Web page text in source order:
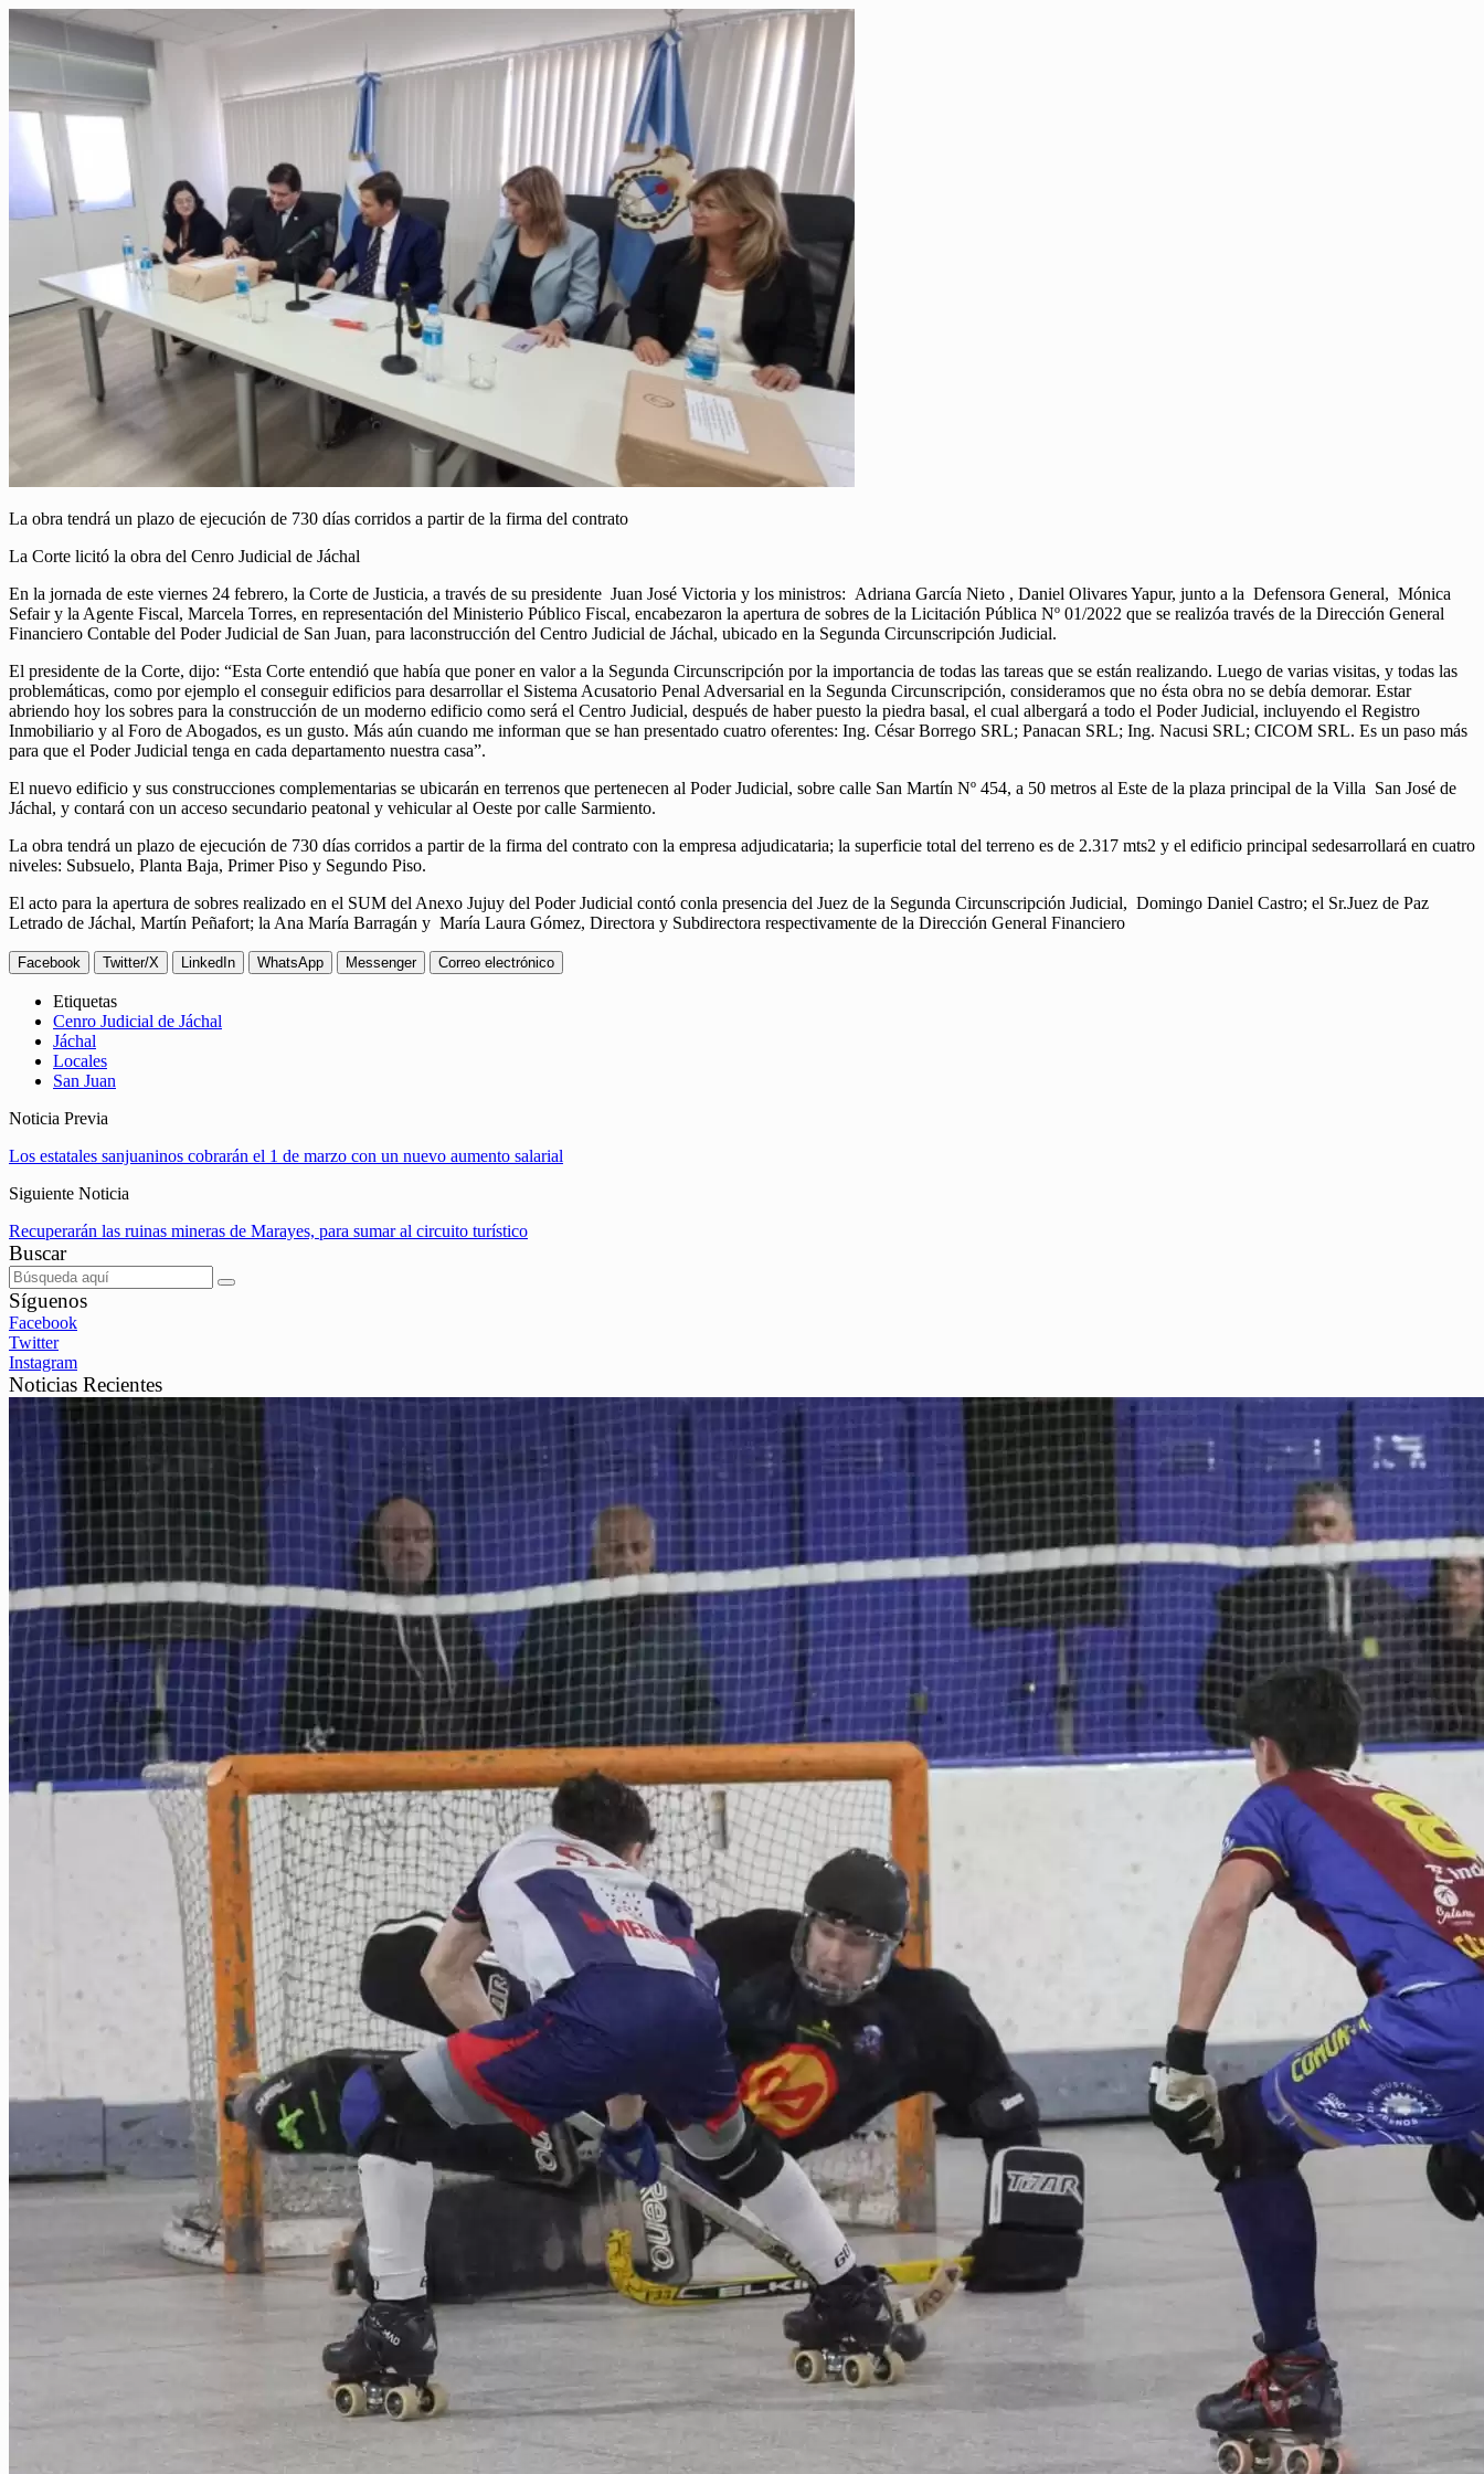
La obra tendrá un plazo de ejecución de 730 días corridos a partir de la firma del contrato
La Corte licitó la obra del Cenro Judicial de Jáchal
En la jornada de este viernes 24 febrero, la Corte de Justicia, a través de su presidente Juan José Victoria y los ministros: Adriana García Nieto , Daniel Olivares Yapur, junto a la Defensora General, Mónica
Sefair y la Agente Fiscal, Marcela Torres, en representación del Ministerio Público Fiscal, encabezaron la apertura de sobres de la Licitación Pública Nº 01/2022 que se realizóa través de la Dirección General
Financiero Contable del Poder Judicial de San Juan, para laconstrucción del Centro Judicial de Jáchal, ubicado en la Segunda Circunscripción Judicial.
El presidente de la Corte, dijo: “Esta Corte entendió que había que poner en valor a la Segunda Circunscripción por la importancia de todas las tareas que se están realizando. Luego de varias visitas, y todas las
problemáticas, como por ejemplo el conseguir edificios para desarrollar el Sistema Acusatorio Penal Adversarial en la Segunda Circunscripción, consideramos que no ésta obra no se debía demorar. Estar
abriendo hoy los sobres para la construcción de un moderno edificio como será el Centro Judicial, después de haber puesto la piedra basal, el cual albergará a todo el Poder Judicial, incluyendo el Registro
Inmobiliario y al Foro de Abogados, es un gusto. Más aún cuando me informan que se han presentado cuatro oferentes: Ing. César Borrego SRL; Panacan SRL; Ing. Nacusi SRL; CICOM SRL. Es un paso más
para que el Poder Judicial tenga en cada departamento nuestra casa”.
El nuevo edificio y sus construcciones complementarias se ubicarán en terrenos que pertenecen al Poder Judicial, sobre calle San Martín Nº 454, a 50 metros al Este de la plaza principal de la Villa San José de
Jáchal, y contará con un acceso secundario peatonal y vehicular al Oeste por calle Sarmiento.
La obra tendrá un plazo de ejecución de 730 días corridos a partir de la firma del contrato con la empresa adjudicataria; la superficie total del terreno es de 2.317 mts2 y el edificio principal sedesarrollará en cuatro
niveles: Subsuelo, Planta Baja, Primer Piso y Segundo Piso.
El acto para la apertura de sobres realizado en el SUM del Anexo Jujuy del Poder Judicial contó conla presencia del Juez de la Segunda Circunscripción Judicial, Domingo Daniel Castro; el Sr.Juez de Paz
Letrado de Jáchal, Martín Peñafort; la Ana María Barragán y María Laura Gómez, Directora y Subdirectora respectivamente de la Dirección General Financiero
Facebook Twitter/X LinkedIn WhatsApp Messenger Correo electrónico
Etiquetas
Cenro Judicial de Jáchal
Jáchal
Locales
San Juan
Noticia Previa
Los estatales sanjuaninos cobrarán el 1 de marzo con un nuevo aumento salarial
Siguiente Noticia
Recuperarán las ruinas mineras de Marayes, para sumar al circuito turístico
Buscar
Síguenos
Facebook
Twitter
Instagram
Noticias Recientes